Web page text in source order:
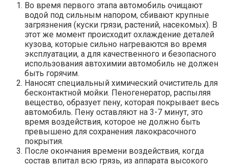
Во время первого этапа автомобиль очищают
водой под сильным напором, сбивают крупные
загрязнения (куски грязи, растений, насекомых). В
этот же момент происходит охлаждение деталей
кузова, которые сильно нагреваются во время
эксплуатации, а для качественного и безопасного
использования автохимии автомобиль не должен
быть горячим.
Наносят специальный химический очиститель для
бесконтактной мойки. Пеногенератор, распыляя
вещество, образует пену, которая покрывает весь
автомобиль. Пену оставляют на 3-7 минут, это
время воздействия, которое не должно быть
превышено для сохранения лакокрасочного
покрытия.
После окончания времени воздействия, когда
состав впитал всю грязь, из аппарата высокого